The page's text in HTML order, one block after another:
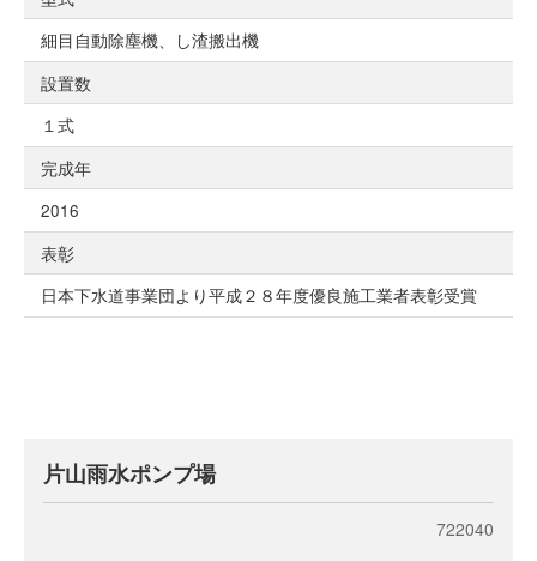
細目自動除塵機、し渣搬出機
設置数
１式
完成年
2016
表彰
日本下水道事業団より平成２８年度優良施工業者表彰受賞
片山雨水ポンプ場
722040